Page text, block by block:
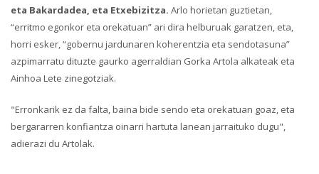
eta Bakardadea, eta Etxebizitza. Arlo horietan guztietan,
“erritmo egonkor eta orekatuan” ari dira helburuak garatzen, eta,
horri esker, “gobernu jardunaren koherentzia eta sendotasuna”
azpimarratu dituzte gaurko agerraldian Gorka Artola alkateak eta
Ainhoa Lete zinegotziak.
"Erronkarik ez da falta, baina bide sendo eta orekatuan goaz, eta
bergararren konfiantza oinarri hartuta lanean jarraituko dugu",
adierazi du Artolak.